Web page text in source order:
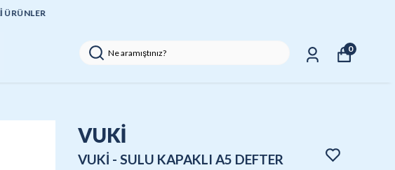
0
VUKİ
VUKİ - SULU KAPAKLI A5 DEFTER